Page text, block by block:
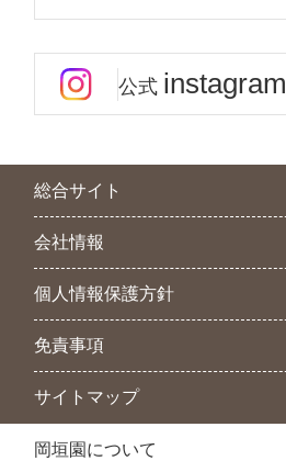
公式 instagram
総合サイト
会社情報
個人情報保護方針
免責事項
サイトマップ
岡垣園について